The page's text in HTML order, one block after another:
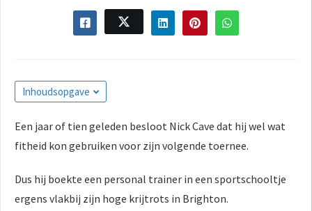
Inhoudsopgave
Een jaar of tien geleden besloot Nick Cave dat hij wel wat
fitheid kon gebruiken voor zijn volgende toernee.
Dus hij boekte een personal trainer in een sportschooltje
ergens vlakbij zijn hoge krijtrots in Brighton.